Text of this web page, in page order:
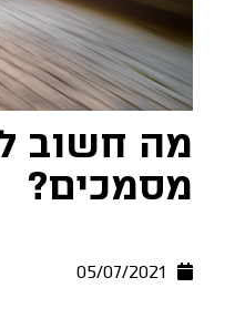
מה חשוב
מסמכים?
05/07/2021